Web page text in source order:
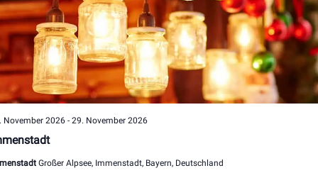
November 2026- 29. November 2026
Großer Alpsee, Immenstadt, Bayern, Deutschland